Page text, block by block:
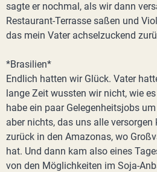
sagte er nochmal, als wir dann
Restaurant-Terrasse saßen und
das mein Vater achselzuckend
*Brasilien*
Endlich hatten wir Glück. Vater
lange Zeit wussten wir nicht, wie
habe ein paar Gelegenheitsjobs
aber nichts, das uns alle
zurück in den Amazonas, wo
hat. Und dann kam also eines
von den Möglichkeiten im Soja-